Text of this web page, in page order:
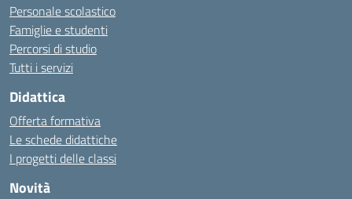
Personale scolastico
Famiglie e studenti
Percorsi di studio
Tutti i servizi
Didattica
Offerta formativa
Le schede didattiche
I progetti delle classi
Novità